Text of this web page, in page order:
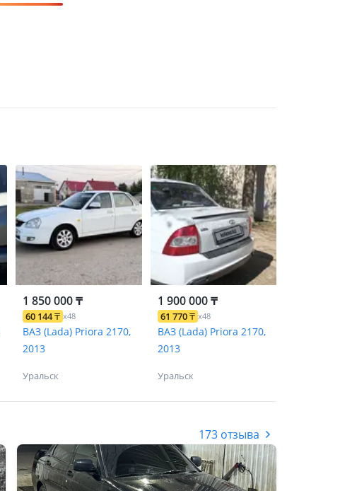
1 850 000 ₸
60 144₸ x48
ВАЗ (Lada) Priora 2170,
2013
Уральск
1 900 000 ₸
61 770₸ x48
ВАЗ (Lada) Priora 2170,
2013
Уральск
173 отзыва